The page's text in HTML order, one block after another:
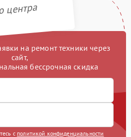
центра
на ремонт техники через
сайт,
бессрочная скидка
с политикой конфиденциальности